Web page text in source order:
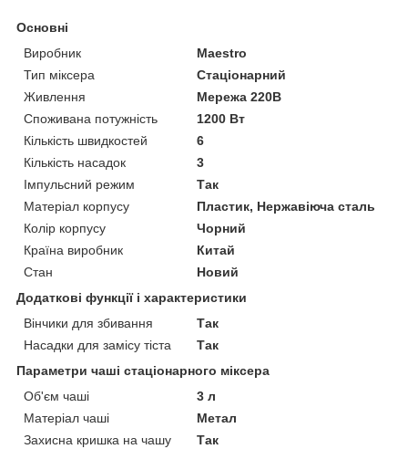
Основні
Виробник
Maestro
Тип міксера
Стаціонарний
Живлення
Мережа 220В
Споживана потужність
1200 Вт
Кількість швидкостей
6
Кількість насадок
3
Імпульсний режим
Так
Матеріал корпусу
Пластик, Нержавіюча сталь
Колір корпусу
Чорний
Країна виробник
Китай
Стан
Новий
Додаткові функції і характеристики
Вінчики для збивання
Так
Насадки для замісу тіста
Так
Параметри чаші стаціонарного міксера
Об'єм чаші
3 л
Матеріал чаші
Метал
Захисна кришка на чашу
Так